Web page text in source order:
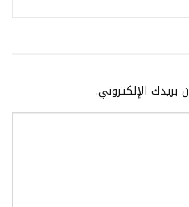
بريدك الإلكتروني.